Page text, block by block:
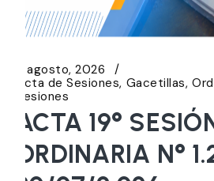
5 agosto, 2026
Acta de Sesiones Gacetillas
Sesiones
ACTA 19°
ORDINARIA N°